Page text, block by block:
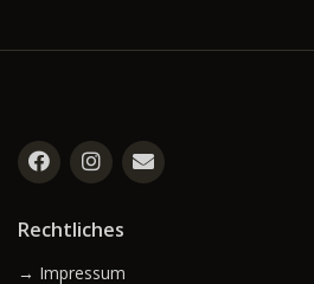
Rechtliches
→ Impressum